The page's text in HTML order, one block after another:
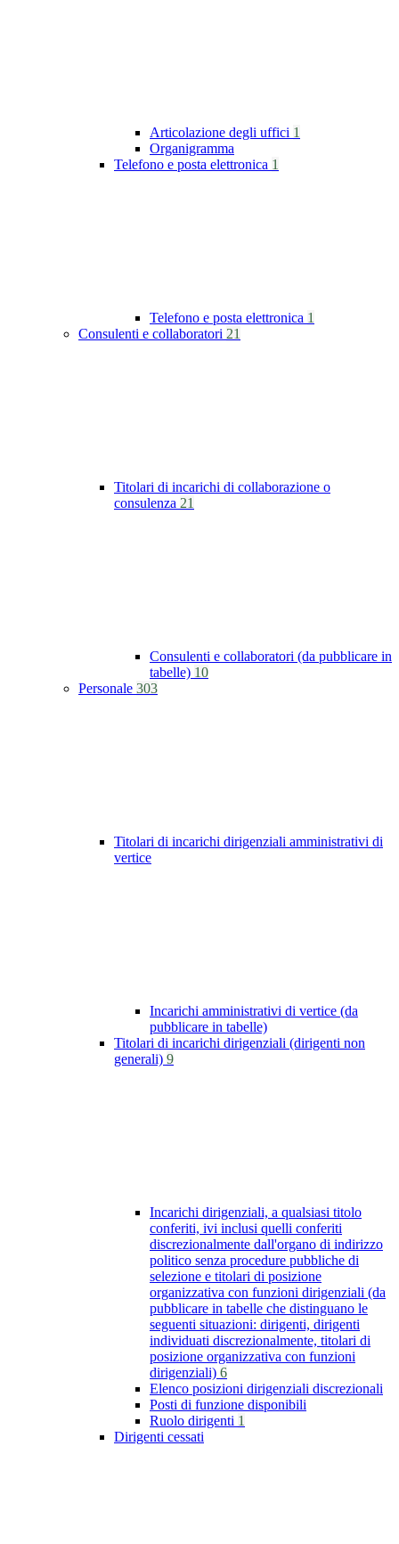
Articolazione degli uffici 1
Organigramma
Telefono e posta elettronica 1
Telefono e posta elettronica 1
Consulenti e collaboratori 21
Titolari di incarichi di collaborazione o
consulenza 21
Consulenti e collaboratori (da pubblicare in
tabelle) 10
Personale 303
Titolari di incarichi dirigenziali amministrativi di
vertice
Incarichi amministrativi di vertice (da
pubblicare in tabelle)
Titolari di incarichi dirigenziali (dirigenti non
generali) 9
Incarichi dirigenziali, a qualsiasi titolo
conferiti, ivi inclusi quelli conferiti
discrezionalmente dall'organo di indirizzo
politico senza procedure pubbliche di
selezione e titolari di posizione
organizzativa con funzioni dirigenziali (da
pubblicare in tabelle che distinguano le
seguenti situazioni: dirigenti, dirigenti
individuati discrezionalmente, titolari di
posizione organizzativa con funzioni
dirigenziali) 6
Elenco posizioni dirigenziali discrezionali
Posti di funzione disponibili
Ruolo dirigenti 1
Dirigenti cessati